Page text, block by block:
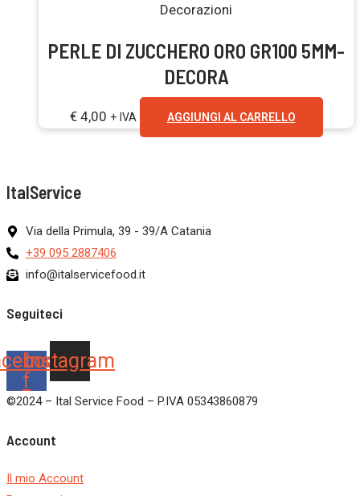
Decorazioni
PERLE DI ZUCCHERO ORO GR100 5MM-
DECORA
€4,00 + IVA AGGIUNGI AL CARRELLO
ItalService
Via della Primula, 39 - 39/A Catania
+39 095 2887406
info@italservicefood.it
Seguiteci
f
Instagram
©2024 – Ital Service Food – P.IVA 05343860879
Account
Il mio Account